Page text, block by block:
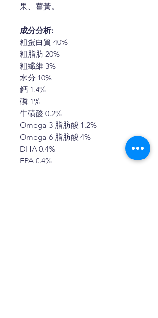
果、薑黃。
成分分析:
粗蛋白質 40%
粗脂肪 20%
粗纖維 3%
水分 10%
鈣 1.4%
磷 1%
牛磺酸 0.2%
Omega-3 脂肪酸 1.2%
Omega-6 脂肪酸 4%
DHA 0.4%
EPA 0.4%